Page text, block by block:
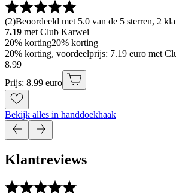
(2)Beoordeeld met 5.0 van de 5 sterren, 2
7.19 met Club Karwei
20% korting20% korting
20% korting, voordeelprijs: 7.19 euro met
8.99
Prijs: 8.99 euro
Bekijk alles in handdoekhaak
Klantreviews